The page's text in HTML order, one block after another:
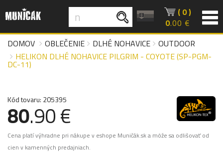
( 0 )
0.00 €
DOMOV
OBLEČENIE DLHÉ NOHAVICE
OUTDOOR
HELIKON DLHÉ NOHAVICE PILGRIM - COYOTE (SP-PGM-
DC-11)
Kód tovaru: 205395
80.90 €
Cena platí výhradne pri nákupe v eshope Muničák.sk a môže sa odlišovať od
cien v kamenných predajniach.